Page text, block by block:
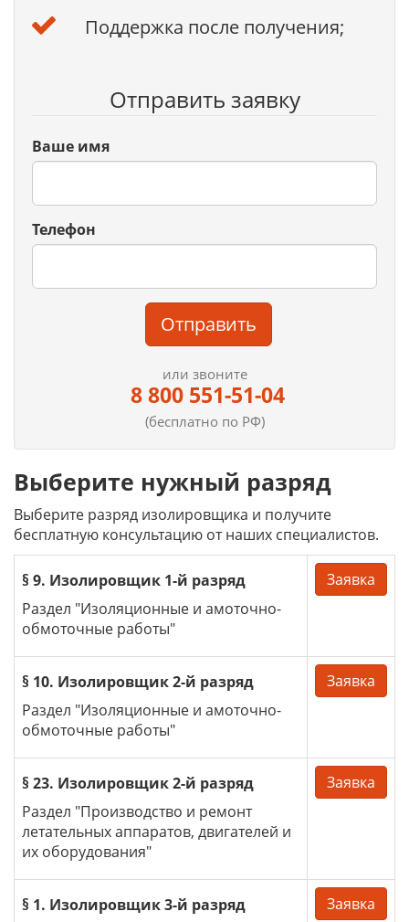
Поддержка после получения;
Отправить заявку
Ваше имя
Телефон
Отправить
или звоните
8 800 551-51-04
(бесплатно по РФ)
Выберите нужный разряд
Выберите разряд изолировщика и получите
бесплатную консультацию от наших специалистов.
§ 9. Изолировщик 1-й разряд
Раздел "Изоляционные и амоточно-
обмоточные работы"
Заявка
§ 10. Изолировщик 2-й разряд
Раздел "Изоляционные и амоточно-
обмоточные работы"
Заявка
§ 23. Изолировщик 2-й разряд
Раздел "Производство и ремонт
летательных аппаратов, двигателей и
их оборудования"
Заявка
§ 1. Изолировщик 3-й разряд
Заявка